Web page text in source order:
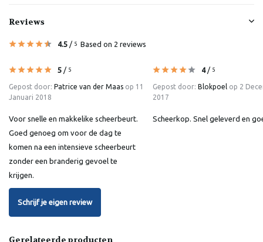
Reviews
4.5 / 5 Based on 2 reviews
5 / 5
Gepost door: Patrice van der Maas op 11
Januari 2018
Voor snelle en makkelike scheerbeurt.
Goed genoeg om voor de dag te
komen na een intensieve scheerbeurt
zonder een branderig gevoel te
krijgen.
4/ 5
Gepost door: Blokpoel op 2
2017
Scheerkop. Snel geleverd en
Schrijf je eigen review
Gerelateerde producten